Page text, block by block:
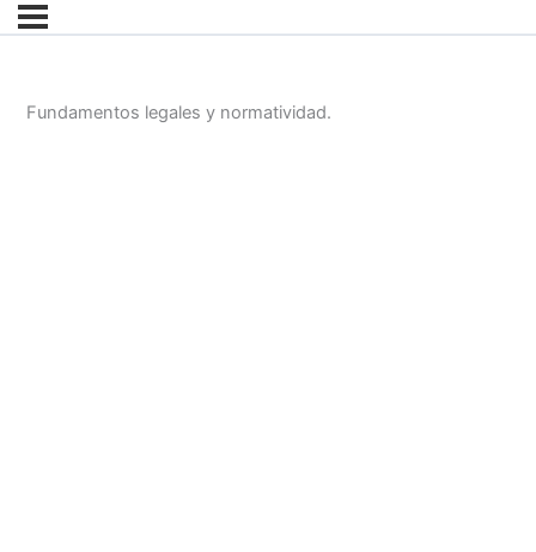
Fundamentos legales y normatividad.